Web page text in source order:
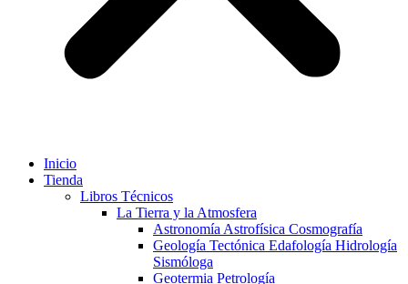
Inicio
Tienda
Libros Técnicos
La Tierra y la Atmosfera
Astronomía Astrofísica Cosmografía
Geología Tectónica Edafología Hidrología
Sismóloga
Geotermia Petrología